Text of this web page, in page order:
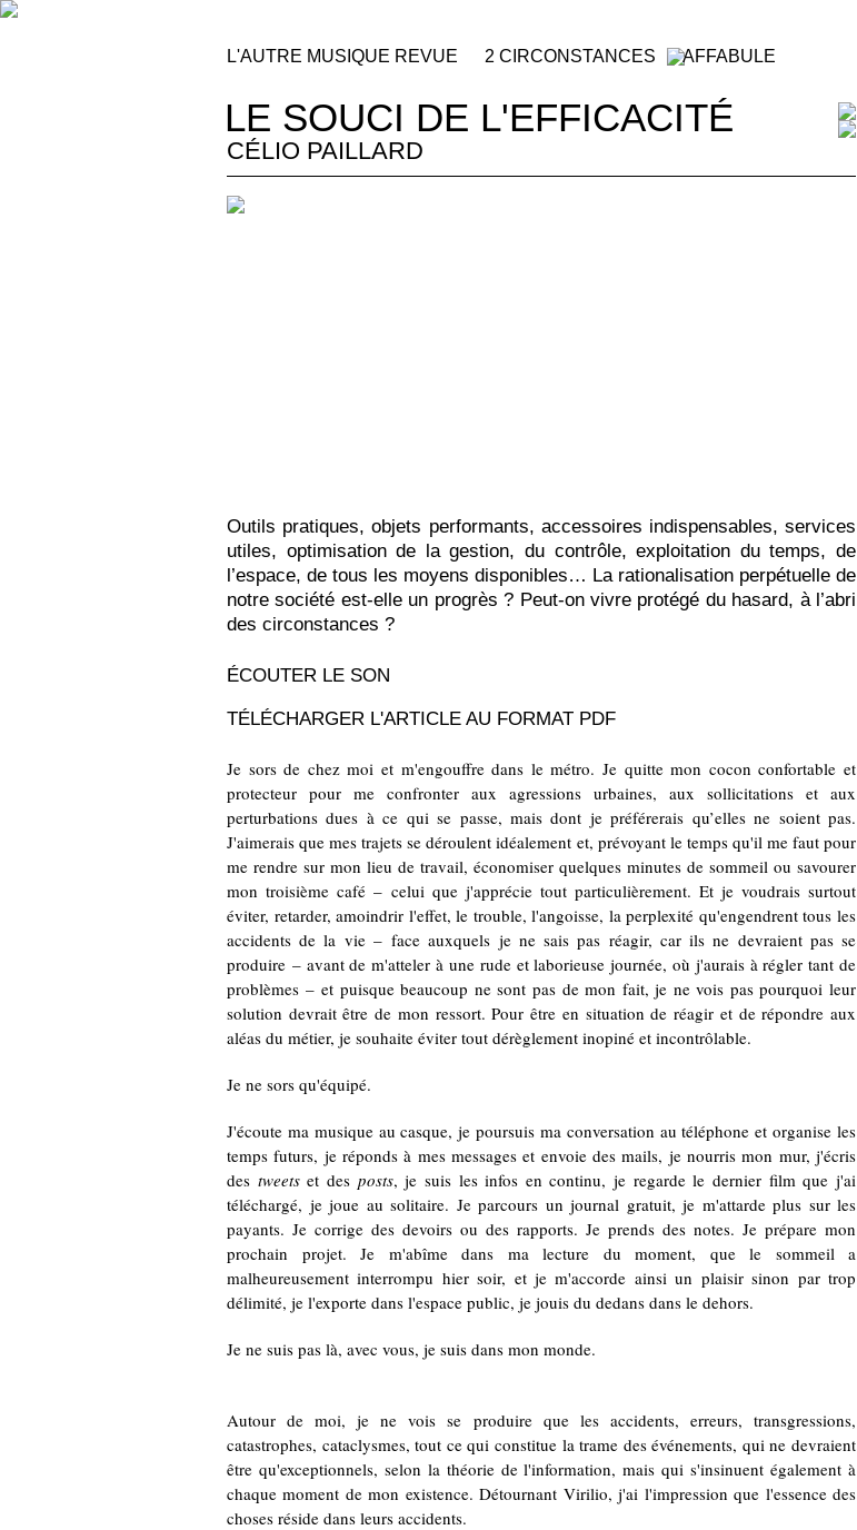
L'AUTRE MUSIQUE REVUE 2 CIRCONSTANCES AFFABULE
LE SOUCI DE L'EFFICACITÉ
CÉLIO PAILLARD
Outils pratiques, objets performants, accessoires indispensables, services
utiles, optimisation de la gestion, du contrôle, exploitation du temps, de
l’espace, de tous les moyens disponibles… La rationalisation perpétuelle de
notre société est-elle un progrès ? Peut-on vivre protégé du hasard, à l’abri
des circonstances ?
ÉCOUTER LE SON
TÉLÉCHARGER L'ARTICLE AU FORMAT PDF
Je sors de chez moi et m'engouffre dans le métro. Je quitte mon cocon confortable et
protecteur pour me confronter aux agressions urbaines, aux sollicitations et aux
perturbations dues à ce qui se passe, mais dont je préférerais qu’elles ne soient pas.
J'aimerais que mes trajets se déroulent idéalement et, prévoyant le temps qu'il me faut pour
me rendre sur mon lieu de travail, économiser quelques minutes de sommeil ou savourer
mon troisième café – celui que j'apprécie tout particulièrement. Et je voudrais surtout
éviter, retarder, amoindrir l'effet, le trouble, l'angoisse, la perplexité qu'engendrent tous les
accidents de la vie – face auxquels je ne sais pas réagir, car ils ne devraient pas se
produire – avant de m'atteler à une rude et laborieuse journée, où j'aurais à régler tant de
problèmes – et puisque beaucoup ne sont pas de mon fait, je ne vois pas pourquoi leur
solution devrait être de mon ressort. Pour être en situation de réagir et de répondre aux
aléas du métier, je souhaite éviter tout dérèglement inopiné et incontrôlable.
Je ne sors qu'équipé.
J'écoute ma musique au casque, je poursuis ma conversation au téléphone et organise les
temps futurs, je réponds à mes messages et envoie des mails, je nourris mon mur, j'écris
des tweetset des posts, je suis les infos en continu, je regarde le dernier film que j'ai
téléchargé, je joue au solitaire. Je parcours un journal gratuit, je m'attarde plus sur les
payants. Je corrige des devoirs ou des rapports. Je prends des notes. Je prépare mon
prochain projet. Je m'abîme dans ma lecture du moment, que le sommeil a
malheureusement interrompu hier soir, et je m'accorde ainsi un plaisir sinon par trop
délimité, je l'exporte dans l'espace public, je jouis du dedans dans le dehors.
Je ne suis pas là, avec vous, je suis dans mon monde.
Autour de moi, je ne vois se produire que les accidents, erreurs, transgressions,
catastrophes, cataclysmes, tout ce qui constitue la trame des événements, qui ne devraient
être qu'exceptionnels, selon la théorie de l'information, mais qui s'insinuent également à
chaque moment de mon existence. Détournant Virilio, j'ai l'impression que l'essence des
choses réside dans leurs accidents.